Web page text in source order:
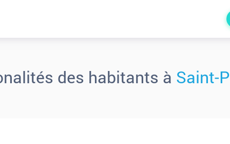
des habitants à Saint-